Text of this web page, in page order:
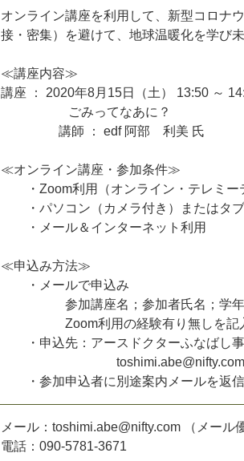
オンライ ン講座を利 用 して 新型コ ロナウ
接 ・ 密集） を避けて 地球温暖化を学び未
≪講座内容≫
講座 ： 2020年8月 15日 （土 ） 13:50 ～ 14:
ごみってなあに ？
講師 ： edf 阿部 利 美 氏
≪オンライ ン講座 ・ 参加条件≫
・ Zoom利 用 （オンライ ン ・ テレ ミ ー
・ パソ コ ン （ カ メ ラ付き ） ま たはタブ
・ メ ール＆ イ ンターネッ ト 利 用
≪申込み方法≫
・ メ ールで申込み
参加講座名 ； 参加者氏名 ； 学年
Zoom利 用の経験有り 無し を記
・ 申込先 ： アース ド ク ターふなばし事
toshimi.abe@nifty.com
・ 参加申込者に 別 途案内 メ ールを返信
メ ール ： toshimi.abe@nifty.com （ メ ール
電話 ： 090-5781-3671